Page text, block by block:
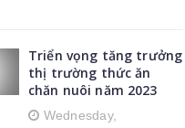
Triển vọng tăng trưởng
thị trường thức ăn
chăn nuôi năm 2023
Wednesday,